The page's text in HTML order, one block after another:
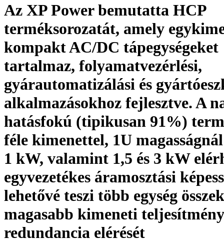
Az XP Power bemutatta HCP
terméksorozatát, amely
kompakt AC/DC tápegységeket
tartalmaz, folyamatvezérlési,
gyárautomatizálási és
alkalmazásokhoz fejlesztve. A
hatásfokú (tipikusan 91%)
féle kimenettel, 1U
1 kW, valamint 1,5 és 3 kW
egyvezetékes áramosztási
lehetővé teszi több egység
magasabb kimeneti
redundancia elérését